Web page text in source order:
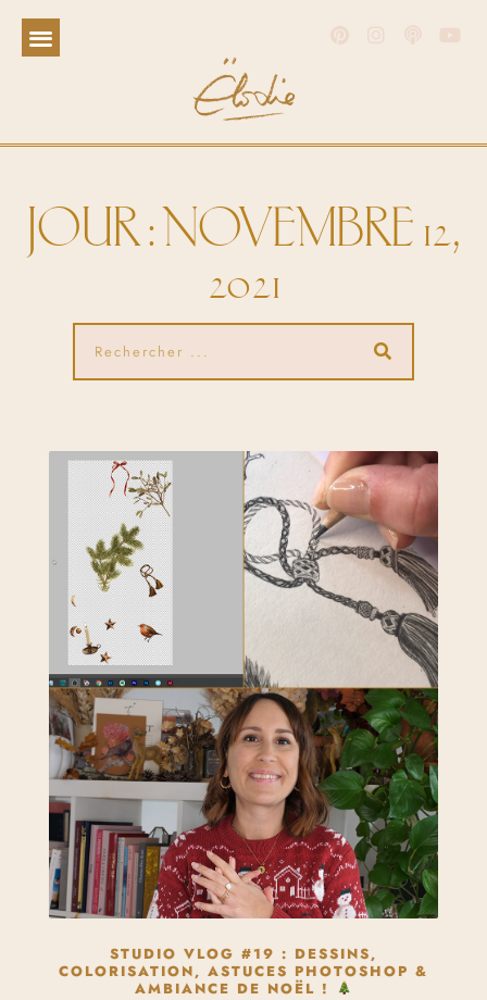
JOUR : NOVEMBRE 12,
2021
STUDIO VLOG #19 : DESSINS,
COLORISATION, ASTUCES PHOTOSHOP &
AMBIANCE DE NOËL !